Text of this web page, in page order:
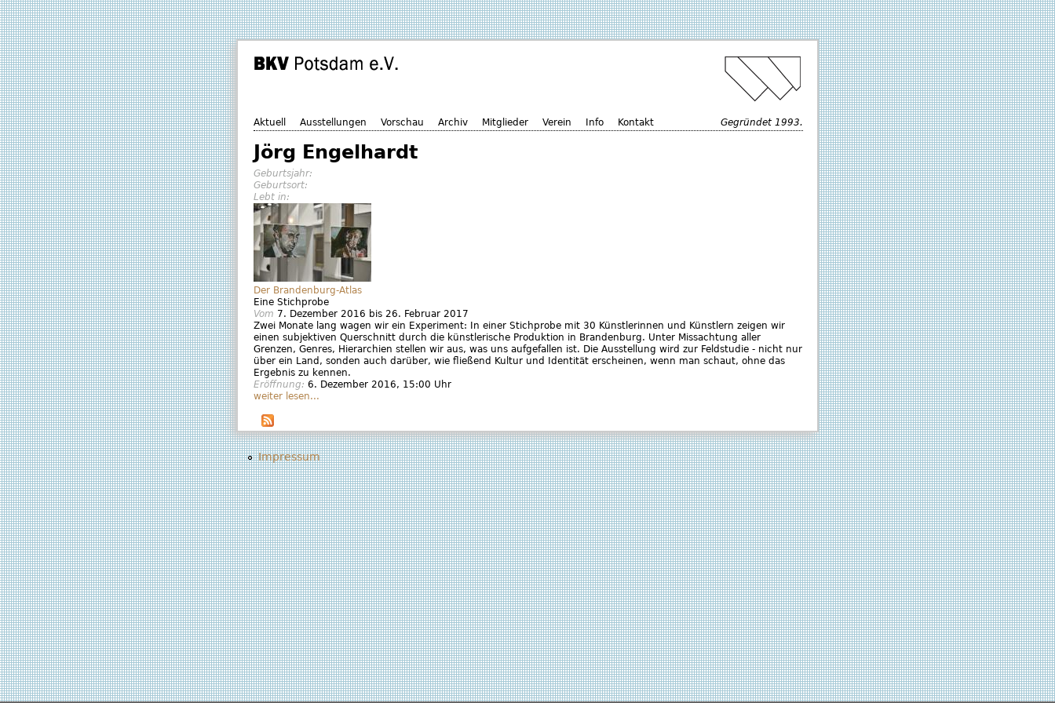
Aktuell Ausstellungen Vorschau Archiv Mitglieder Verein Info Kontakt Gegründet 1993.
Jörg Engelhardt
Geburtsjahr:
Geburtsort:
Lebt in:
Der Brandenburg-Atlas
Eine Stichprobe
Vom 7. Dezember 2016 bis 26. Februar 2017
Zwei Monate lang wagen wir ein Experiment: In einer Stichprobe mit 30 Künstlerinnen und Künstlern zeigen wir
einen subjektiven Querschnitt durch die künstlerische Produktion in Brandenburg. Unter Missachtung aller
Grenzen, Genres, Hierarchien stellen wir aus, was uns aufgefallen ist. Die Ausstellung wird zur Feldstudie - nicht nur
über ein Land, sonden auch darüber, wie fließend Kultur und Identität erscheinen, wenn man schaut, ohne das
Ergebnis zu kennen.
Eröffnung: 6. Dezember 2016, 15:00 Uhr
weiter lesen...
Impressum